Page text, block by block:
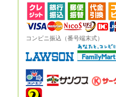
コンビニ振込（番号端末式）